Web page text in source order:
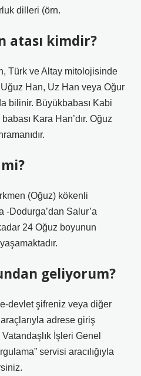
dilleri (örn.
atası kimdir?
Türk ve Altay mitolojisinde
Han, Uz Han veya Oğur
bilinir. Büyükbabası Kabi
Kara Han’dır. Oğuz
(Oğuz) kökenli
-Dodurga’dan Salur’a
24 Oğuz boyunun
geliyorum?
devlet şifreniz veya diğer
adrese giriş
İşleri Genel
servisi aracılığıyla